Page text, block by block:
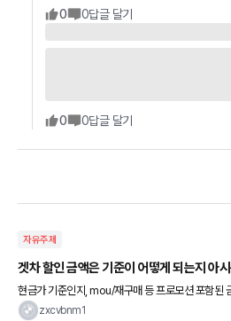
0 0답글 달기
0 0답글 달기
자유주제
겟차 할인 금액은 기준이 어떻게 되는지 아
현금가 기준인지, mou/재구매 등 프로모션 포함된 금
상 겟차 할인율보고 전시장가서 물어보면 할인율이 덜하네요. 혹시 어떤 기준
zxcvbnm1